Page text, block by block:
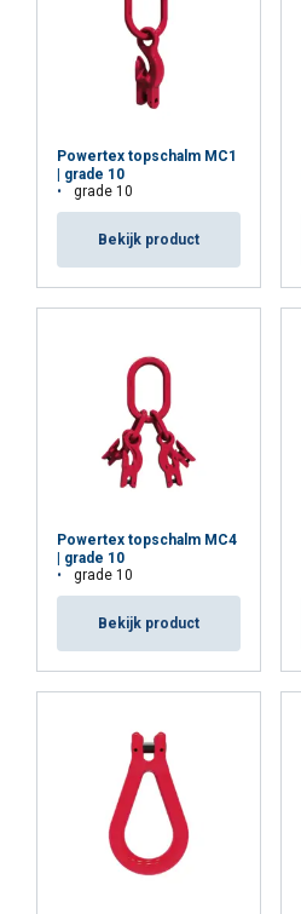
Powertex topschalm MC1
| grade 10
grade 10
Bekijk product
Powertex topschalm MC4
| grade 10
grade 10
Bekijk product